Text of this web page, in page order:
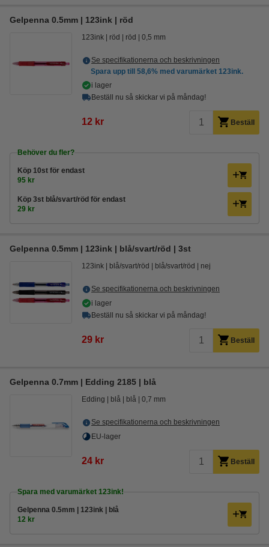
Gelpenna 0.5mm | 123ink | röd
123ink röd röd 0,5 mm
Se specifikationerna och beskrivningen
Spara upp till 58,6% med varumärket 123ink.
i lager
Beställ nu så skickar vi på måndag!
12 kr Beställ
Behöver du fler?
Köp 10st för endast
95 kr
Köp 3st blå/svart/röd för endast
29 kr
Gelpenna 0.5mm | 123ink | blå/svart/röd | 3st
123ink blå/svart/röd blå/svart/röd nej
Se specifikationerna och beskrivningen
i lager
Beställ nu så skickar vi på måndag!
29 kr Beställ
Gelpenna 0.7mm | Edding 2185 | blå
Edding blå blå 0,7 mm
Se specifikationerna och beskrivningen
EU-lager
24 kr Beställ
Spara med varumärket 123ink!
Gelpenna 0.5mm | 123ink | blå
12 kr